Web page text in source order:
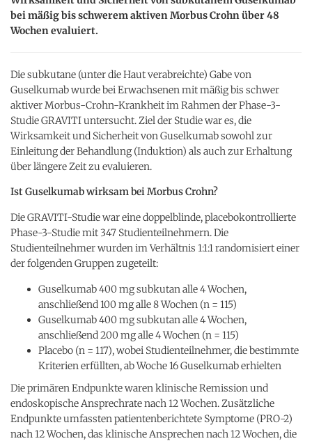
bei mäßig bis schwerem aktiven Morbus Crohn über 48
Wochen evaluiert.
Die subkutane (unter die Haut verabreichte) Gabe von
Guselkumab wurde bei Erwachsenen mit mäßig bis schwer
aktiver Morbus-Crohn-Krankheit im Rahmen der Phase-3-
Studie GRAVITI untersucht. Ziel der Studie war es, die
Wirksamkeit und Sicherheit von Guselkumab sowohl zur
Einleitung der Behandlung (Induktion) als auch zur Erhaltung
über längere Zeit zu evaluieren.
Ist Guselkumab wirksam bei Morbus Crohn?
Die GRAVITI-Studie war eine doppelblinde, placebokontrollierte
Phase-3-Studie mit 347 Studienteilnehmern. Die
Studienteilnehmer wurden im Verhältnis 1:1:1 randomisiert einer
der folgenden Gruppen zugeteilt:
Guselkumab 400 mg subkutan alle 4 Wochen,
anschließend 100 mg alle 8 Wochen (n = 115)
Guselkumab 400 mg subkutan alle 4 Wochen,
anschließend 200 mg alle 4 Wochen (n = 115)
Placebo (n = 117), wobei Studienteilnehmer, die bestimmte
Kriterien erfüllten, ab Woche 16 Guselkumab erhielten
Die primären Endpunkte waren klinische Remission und
endoskopische Ansprechrate nach 12 Wochen. Zusätzliche
Endpunkte umfassten patientenberichtete Symptome (PRO-2)
nach 12 Wochen, das klinische Ansprechen nach 12 Wochen, die